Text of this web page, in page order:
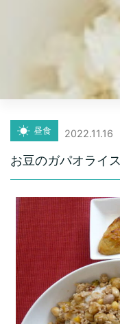
昼食 2022.11.16
お豆のガパオライス